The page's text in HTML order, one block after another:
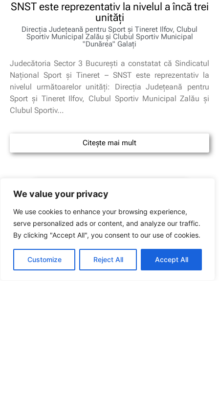
We value your privacy
We use cookies to enhance your browsing experience,
serve personalized ads or content, and analyze our traffic.
By clicking "Accept All", you consent to our use of cookies.
Customize Reject All Accept All
SNST este reprezentativ la nivelul a încă trei
unități
Direcţia Judeţeană pentru Sport şi Tineret Ilfov, Clubul
Sportiv Municipal Zalău și Clubul Sportiv Municipal
"Dunărea" Galaţi
Judecătoria Sector 3 București a constatat că Sindicatul
Național Sport și Tineret – SNST este reprezentativ la
nivelul următoarelor unități: Direcţia Judeţeană pentru
Sport şi Tineret Ilfov, Clubul Sportiv Municipal Zalău și
Clubul Sportiv…
Citește mai mult